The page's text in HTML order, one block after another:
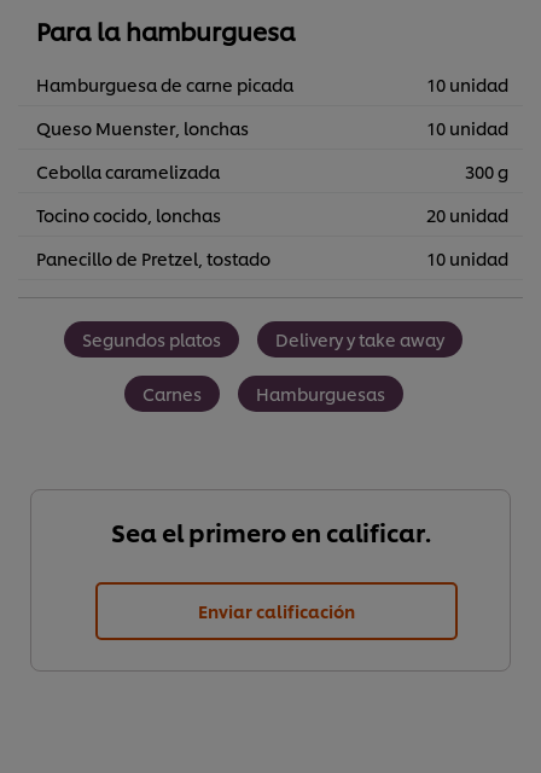
Para la hamburguesa
Hamburguesa de carne picada
10 unidad
Queso Muenster, lonchas
10 unidad
Cebolla caramelizada
300 g
Tocino cocido, lonchas
20 unidad
Panecillo de Pretzel, tostado
10 unidad
Segundos platos Delivery y take away
Carnes Hamburguesas
Sea el primero en calificar.
Enviar calificación